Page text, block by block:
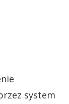
system